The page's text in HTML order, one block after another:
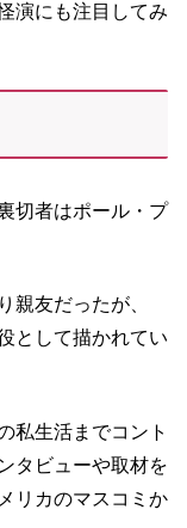
演にも注目してみ
切者はポール・プ
親友だったが、
として描かれてい
私生活までコント
タビューや取材を
リカのマスコミか